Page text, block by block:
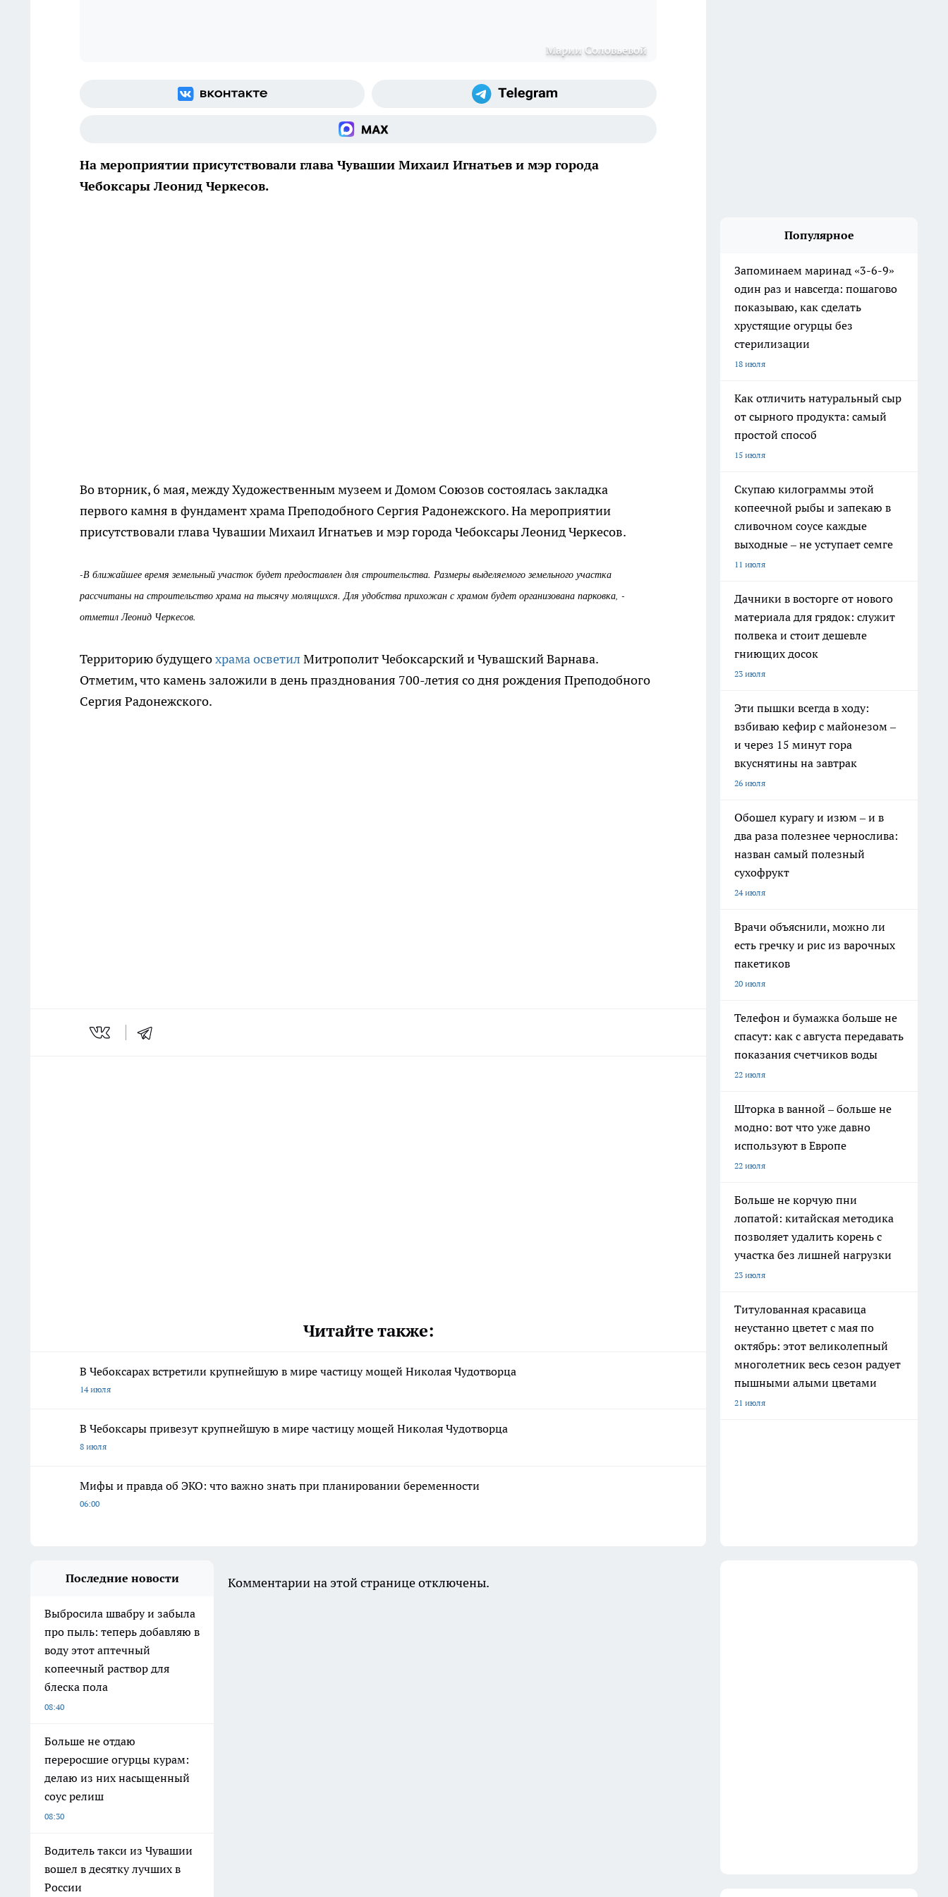
Марии Соловьевой
На мероприятии присутствовали глава Чувашии Михаил Игнатьев и мэр города
Чебоксары Леонид Черкесов.
Во вторник, 6 мая, между Художественным музеем и Домом Союзов состоялась закладка
первого камня в фундамент храма Преподобного Сергия Радонежского. На мероприятии
присутствовали глава Чувашии Михаил Игнатьев и мэр города Чебоксары Леонид Черкесов.
-В ближайшее время земельный участок будет предоставлен для строительства. Размеры выделяемого земельного участка
рассчитаны на строительство храма на тысячу молящихся. Для удобства прихожан с храмом будет организована парковка, -
отметил Леонид Черкесов.
Территорию будущегохрама осветил Митрополит Чебоксарский и Чувашский Варнава.
Отметим, что камень заложили в день празднования 700-летия со дня рождения Преподобного
Сергия Радонежского.
Читайте также:
В Чебоксарах встретили крупнейшую в мире частицу мощей Николая Чудотворца
14 июля
В Чебоксары привезут крупнейшую в мире частицу мощей Николая Чудотворца
8 июля
Мифы и правда об ЭКО: что важно знать при планировании беременности
06:00
Популярное
Запоминаем маринад «3-6-9»
один раз и навсегда: пошагово
показываю, как сделать
хрустящие огурцы без
стерилизации
18 июля
Как отличить натуральный сыр
от сырного продукта: самый
простой способ
15 июля
Скупаю килограммы этой
копеечной рыбы и запекаю в
сливочном соусе каждые
выходные – не уступает семге
11 июля
Дачники в восторге от нового
материала для грядок: служит
полвека и стоит дешевле
гниющих досок
23 июля
Эти пышки всегда в ходу:
взбиваю кефир с майонезом –
и через 15 минут гора
вкуснятины на завтрак
26 июля
Обошел курагу и изюм – и в
два раза полезнее чернослива:
назван самый полезный
сухофрукт
24 июля
Врачи объяснили, можно ли
есть гречку и рис из варочных
пакетиков
20 июля
Телефон и бумажка больше не
спасут: как с августа передавать
показания счетчиков воды
22 июля
Шторка в ванной – больше не
модно: вот что уже давно
используют в Европе
22 июля
Больше не корчую пни
лопатой: китайская методика
позволяет удалить корень с
участка без лишней нагрузки
23 июля
Титулованная красавица
неустанно цветет с мая по
октябрь: этот великолепный
многолетник весь сезон радует
пышными алыми цветами
21 июля
Последние новости
Выбросила швабру и забыла
про пыль: теперь добавляю в
воду этот аптечный
копеечный раствор для
блеска пола
08:40
Больше не отдаю
переросшие огурцы курам:
делаю из них насыщенный
соус релиш
08:30
Водитель такси из Чувашии
вошел в десятку лучших в
России
Комментарии на этой странице отключены.